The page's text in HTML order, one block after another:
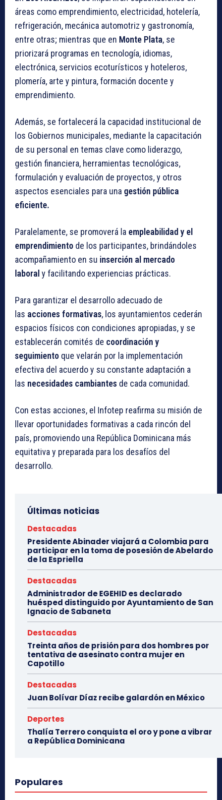
áreas como emprendimiento, electricidad, hotelería,
refrigeración, mecánica automotriz y gastronomía,
entre otras; mientras que en Monte Plata, se
priorizará programas en tecnología, idiomas,
electrónica, servicios ecoturísticos y hoteleros,
plomería, arte y pintura, formación docente y
emprendimiento.
Además, se fortalecerá la capacidad institucional de
los Gobiernos municipales, mediante la capacitación
de su personal en temas clave como liderazgo,
gestión financiera, herramientas tecnológicas,
formulación y evaluación de proyectos, y otros
aspectos esenciales para una gestión pública
eficiente.
Paralelamente, se promoverá la empleabilidad y el
emprendimiento de los participantes, brindándoles
acompañamiento en su inserción al mercado
laboraly facilitando experiencias prácticas.
Para garantizar el desarrollo adecuado de
las acciones formativas, los ayuntamientos cederán
espacios físicos con condiciones apropiadas, y se
establecerán comités de coordinación y
seguimiento que velarán por la implementación
efectiva del acuerdo y su constante adaptación a
las necesidades cambiantes de cada comunidad.
Con estas acciones, el Infotep reafirma su misión de
llevar oportunidades formativas a cada rincón del
país, promoviendo una República Dominicana más
equitativa y preparada para los desafíos del
desarrollo.
Últimas noticias
Destacadas
Presidente Abinader viajará a Colombia para
participar en la toma de posesión de Abelardo
de la Espriella
Destacadas
Administrador de EGEHID es declarado
huésped distinguido por Ayuntamiento de San
Ignacio de Sabaneta
Destacadas
Treinta años de prisión para dos hombres por
tentativa de asesinato contra mujer en
Capotillo
Destacadas
Juan Bolívar Díaz recibe galardón en México
Deportes
Thalía Terrero conquista el oro y pone a vibrar
a República Dominicana
Populares